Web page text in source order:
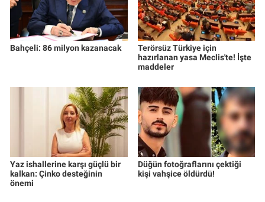
Bahçeli: 86 milyon kazanacak
Terörsüz Türkiye için
hazırlanan yasa Meclis'te! İşte
maddeler
Yaz ishallerine karşı güçlü bir
kalkan: Çinko desteğinin
önemi
Düğün fotoğraflarını çektiği
kişi vahşice öldürdü!